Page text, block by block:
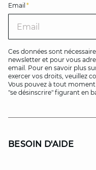
Email *
Ces données sont
newsletter et pour vous
email. Pour en savoir plus
exercer vos droits, veuillez
Vous pouvez à tout
"se désinscrire" figurant en
BESOIN D'AIDE